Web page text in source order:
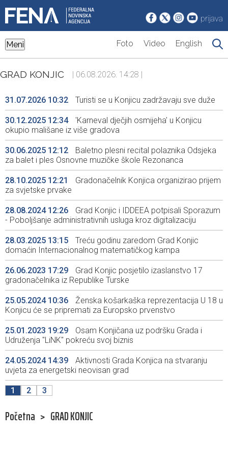
prijava
Meni Foto Video English
GRAD KONJIC | 06.08.2026. 14:28 |
31.07.2026 10:32 Turisti se u Konjicu zadržavaju sve duže
30.12.2025 12:34
'Karneval dječjih osmijeha' u Konjicu
okupio mališane iz više gradova
30.06.2025 12:12
Baletno plesni recital polaznika Odsjeka
za balet i ples Osnovne muzičke škole Rezonanca
28.10.2025 12:21
Gradonačelnik Konjica organizirao prijem
za svjetske prvake
28.08.2024 12:26
Grad Konjic i IDDEEA potpisali Sporazum
- Poboljšanje administrativnih usluga kroz digitalizaciju
28.03.2025 13:15
Treću godinu zaredom Grad Konjic
domaćin Internacionalnog matematičkog kampa
26.06.2023 17:29
Grad Konjic posjetilo izaslanstvo 17
gradonačelnika iz Republike Turske
25.05.2024 10:36
Ženska košarkaška reprezentacija U 18 u
Konjicu će se pripremati za Europsko prvenstvo
25.01.2023 19:29
Osam Konjičana uz podršku Grada i
Udruženja "LiNK" pokreću svoj biznis
24.05.2024 14:39
Aktivnosti Grada Konjica na stvaranju
uvjeta za energetski neovisan grad
1 2 3
Početna > GRAD KONJIC